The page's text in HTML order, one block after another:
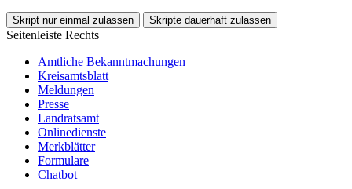
Skript nur einmal zulassen Skripte dauerhaft zulassen
Seitenleiste Rechts
Amtliche Bekanntmachungen
Kreisamtsblatt
Meldungen
Presse
Landratsamt
Onlinedienste
Merkblätter
Formulare
Chatbot